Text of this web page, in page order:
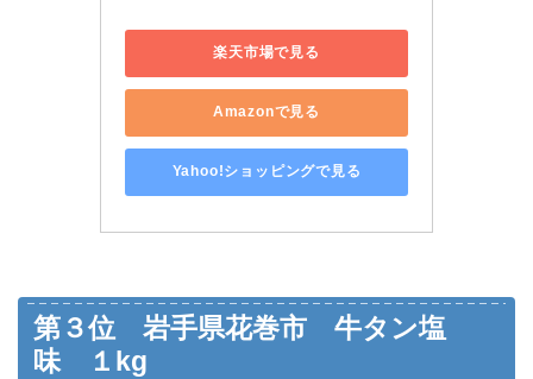
楽天市場で見る
Amazonで見る
Yahoo!ショッピングで見る
第３位 岩手県花巻市 牛タン塩
味 １kg